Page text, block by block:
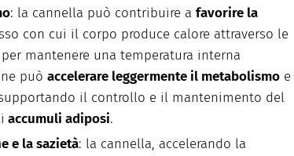
: la cannella può contribuire a favorire la
con cui il corpo produce calore attraverso le
mantenere una temperatura interna
può accelerare leggermente il metabolismo e
il controllo e il mantenimento del
accumuli adiposi.
e la sazietà: la cannella, accelerando la